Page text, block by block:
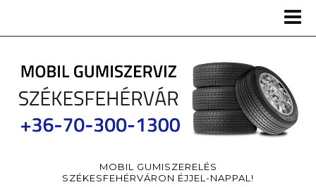
MOBIL GUMISZERELÉS
SZÉKESFEHÉRVÁRON ÉJJEL-NAPPAL!